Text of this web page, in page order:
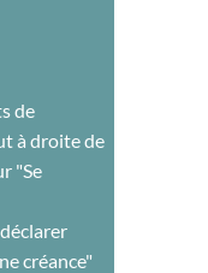
de
à droite de
"Se
créance"